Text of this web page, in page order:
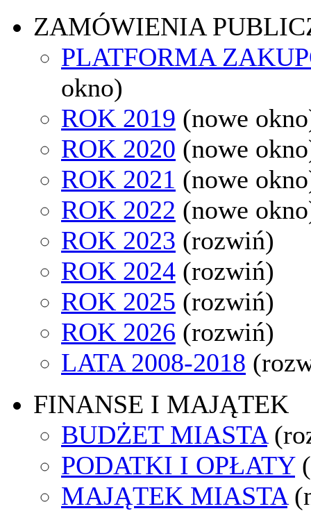
ZAMÓWIENIA
PLATFORMA
okno)
ROK 2019 (nowe
ROK 2020 (nowe
ROK 2021 (nowe
ROK 2022 (nowe
ROK 2023 (rozwiń)
ROK 2024 (rozwiń)
ROK 2025 (rozwiń)
ROK 2026 (rozwiń)
LATA 2008-2018
FINANSE I MAJĄTEK
BUDŻET MIASTA
PODATKI I OPŁATY
MAJĄTEK MIASTA